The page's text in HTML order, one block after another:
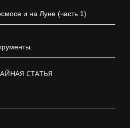
и на Луне (часть 1)
СТАТЬЯ